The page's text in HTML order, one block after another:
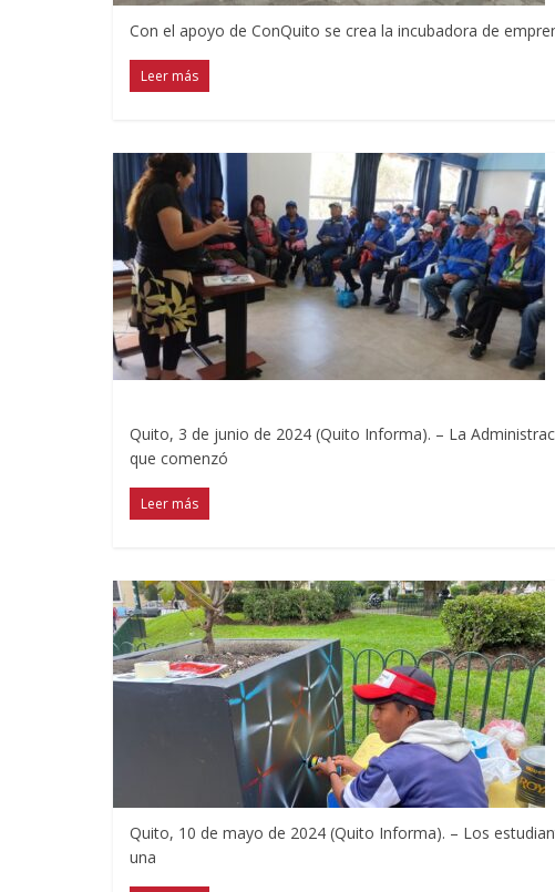
Con el apoyo de ConQuito se crea la incubadora de
Leer más
Quito, 3 de junio de 2024 (Quito Informa). – La
que comenzó
Leer más
Quito, 10 de mayo de 2024 (Quito Informa). – Los
una